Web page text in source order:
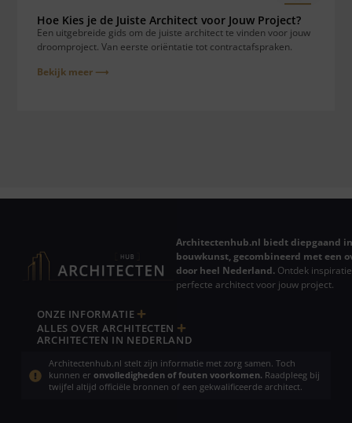
Hoe Kies je de Juiste Architect voor Jouw Project?
Een uitgebreide gids om de juiste architect te vinden voor jouw
droomproject. Van eerste oriëntatie tot contractafspraken.
Bekijk meer ⟶
Architectenhub.nl biedt diepgaand
bouwkunst, gecombineerd met een
door heel Nederland. Ontdek
perfecte architect voor jouw project.
ONZE INFORMATIE
ALLES OVER ARCHITECTEN
ARCHITECTEN IN NEDERLAND
Architectenhub.nl stelt zijn informatie met zorg samen. Toch
kunnen er onvolledigheden of fouten voorkomen. Raadpleeg bij
twijfel altijd officiële bronnen of een gekwalificeerde architect.